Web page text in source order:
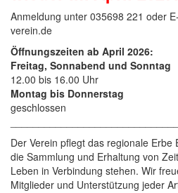
Anmeldung unter 035698 221 oder
verein.de
Öffnungszeiten ab April 2026:
Freitag, Sonnabend und Sonntag
12.00 bis 16.00 Uhr
Montag bis Donnerstag
geschlossen
Der Verein pflegt das regionale
die Sammlung und Erhaltung von
Leben in Verbindung stehen. Wir
Mitglieder und Unterstützung jeder